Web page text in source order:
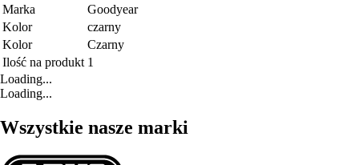
Marka
Goodyear
Kolor
czarny
Kolor
Czarny
Ilość na produkt 1
Loading...
Loading...
Wszystkie nasze marki